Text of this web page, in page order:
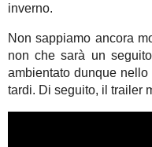
inverno.
Non sappiamo ancora
non che sarà un
ambientato dunque
tardi. Di seguito, il trailer